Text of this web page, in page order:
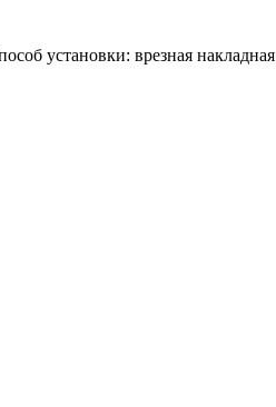
установки: врезная накладная